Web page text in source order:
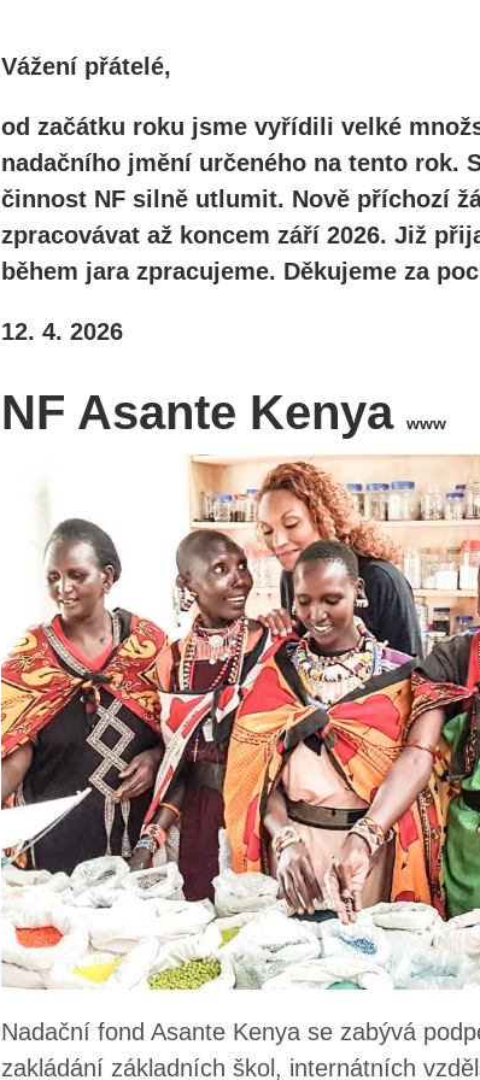
Vážení přátelé,
od začátku roku jsme vyřídili velké
nadačního jmění určeného na tento rok.
činnost NF silně utlumit. Nově příchozí
zpracovávat až koncem září 2026. Již
během jara zpracujeme. Děkujeme za
12. 4. 2026
NF Asante Kenya www
Nadační fond Asante Kenya se zabývá
zakládání základních škol, internátních